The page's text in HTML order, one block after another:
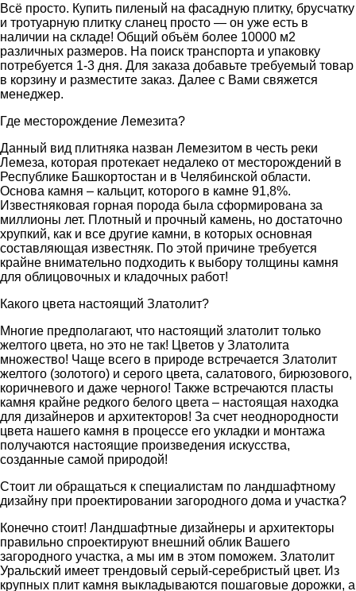
Всё просто. Купить пиленый на фасадную плитку, брусчатку
и тротуарную плитку сланец просто — он уже есть в
наличии на складе! Общий объём более 10000 м2
различных размеров. На поиск транспорта и упаковку
потребуется 1-3 дня. Для заказа добавьте требуемый товар
в корзину и разместите заказ. Далее с Вами свяжется
менеджер.
Где месторождение Лемезита?
Данный вид плитняка назван Лемезитом в честь реки
Лемеза, которая протекает недалеко от месторождений в
Республике Башкортостан и в Челябинской области.
Основа камня – кальцит, которого в камне 91,8%.
Известняковая горная порода была сформирована за
миллионы лет. Плотный и прочный камень, но достаточно
хрупкий, как и все другие камни, в которых основная
составляющая известняк. По этой причине требуется
крайне внимательно подходить к выбору толщины камня
для облицовочных и кладочных работ!
Какого цвета настоящий Златолит?
Многие предполагают, что настоящий златолит только
желтого цвета, но это не так! Цветов у Златолита
множество! Чаще всего в природе встречается Златолит
желтого (золотого) и серого цвета, салатового, бирюзового,
коричневого и даже черного! Также встречаются пласты
камня крайне редкого белого цвета – настоящая находка
для дизайнеров и архитекторов! За счет неоднородности
цвета нашего камня в процессе его укладки и монтажа
получаются настоящие произведения искусства,
созданные самой природой!
Стоит ли обращаться к специалистам по ландшафтному
дизайну при проектировании загородного дома и участка?
Конечно стоит! Ландшафтные дизайнеры и архитекторы
правильно спроектируют внешний облик Вашего
загородного участка, а мы им в этом поможем. Златолит
Уральский имеет трендовый серый-серебристый цвет. Из
крупных плит камня выкладываются пошаговые дорожки, а